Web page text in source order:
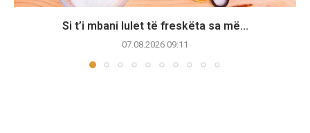
Si t’i mbani lulet të freskëta sa më...
07.08.2026 09:11